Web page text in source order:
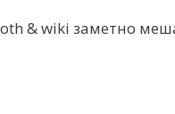
& wiki заметно